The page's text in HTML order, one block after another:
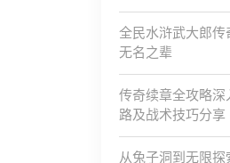
全民水浒武大郎
无名之辈
传奇续章全攻略
路及战术技巧分享
从兔子洞到无限